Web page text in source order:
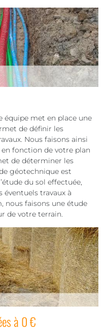
équipe met en place une
de définir les
Nous faisons ainsi
fonction de votre plan
de déterminer les
géotechnique est
du sol effectuée,
travaux à
nous faisons une étude
de votre terrain.
à 0 €